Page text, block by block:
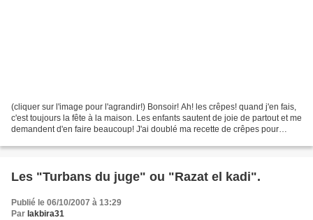
(cliquer sur l'image pour l'agrandir!) Bonsoir! Ah! les crêpes! quand j'en fais,
c'est toujours la fête à la maison. Les enfants sautent de joie de partout et me
demandent d'en faire beaucoup! J'ai doublé ma recette de crêpes pour
Les "Turbans du juge" ou "Razat el kadi".
Publié le 06/10/2007 à 13:29
Par lakbira31